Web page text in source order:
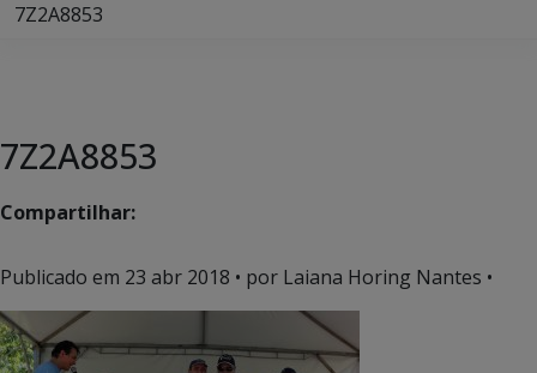
7Z2A8853
7Z2A8853
Compartilhar:
Publicado em 23 abr 2018 • por Laiana Horing Nantes •